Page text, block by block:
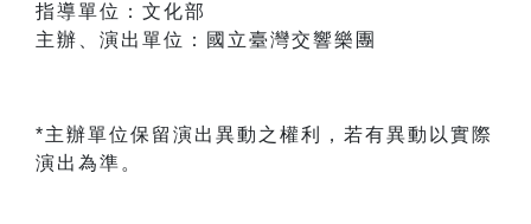
指導單位：文化部
主辦、演出單位：國立臺灣交響樂團
*主辦單位保留演出異動之權利，若有異動以實際
演出為準。